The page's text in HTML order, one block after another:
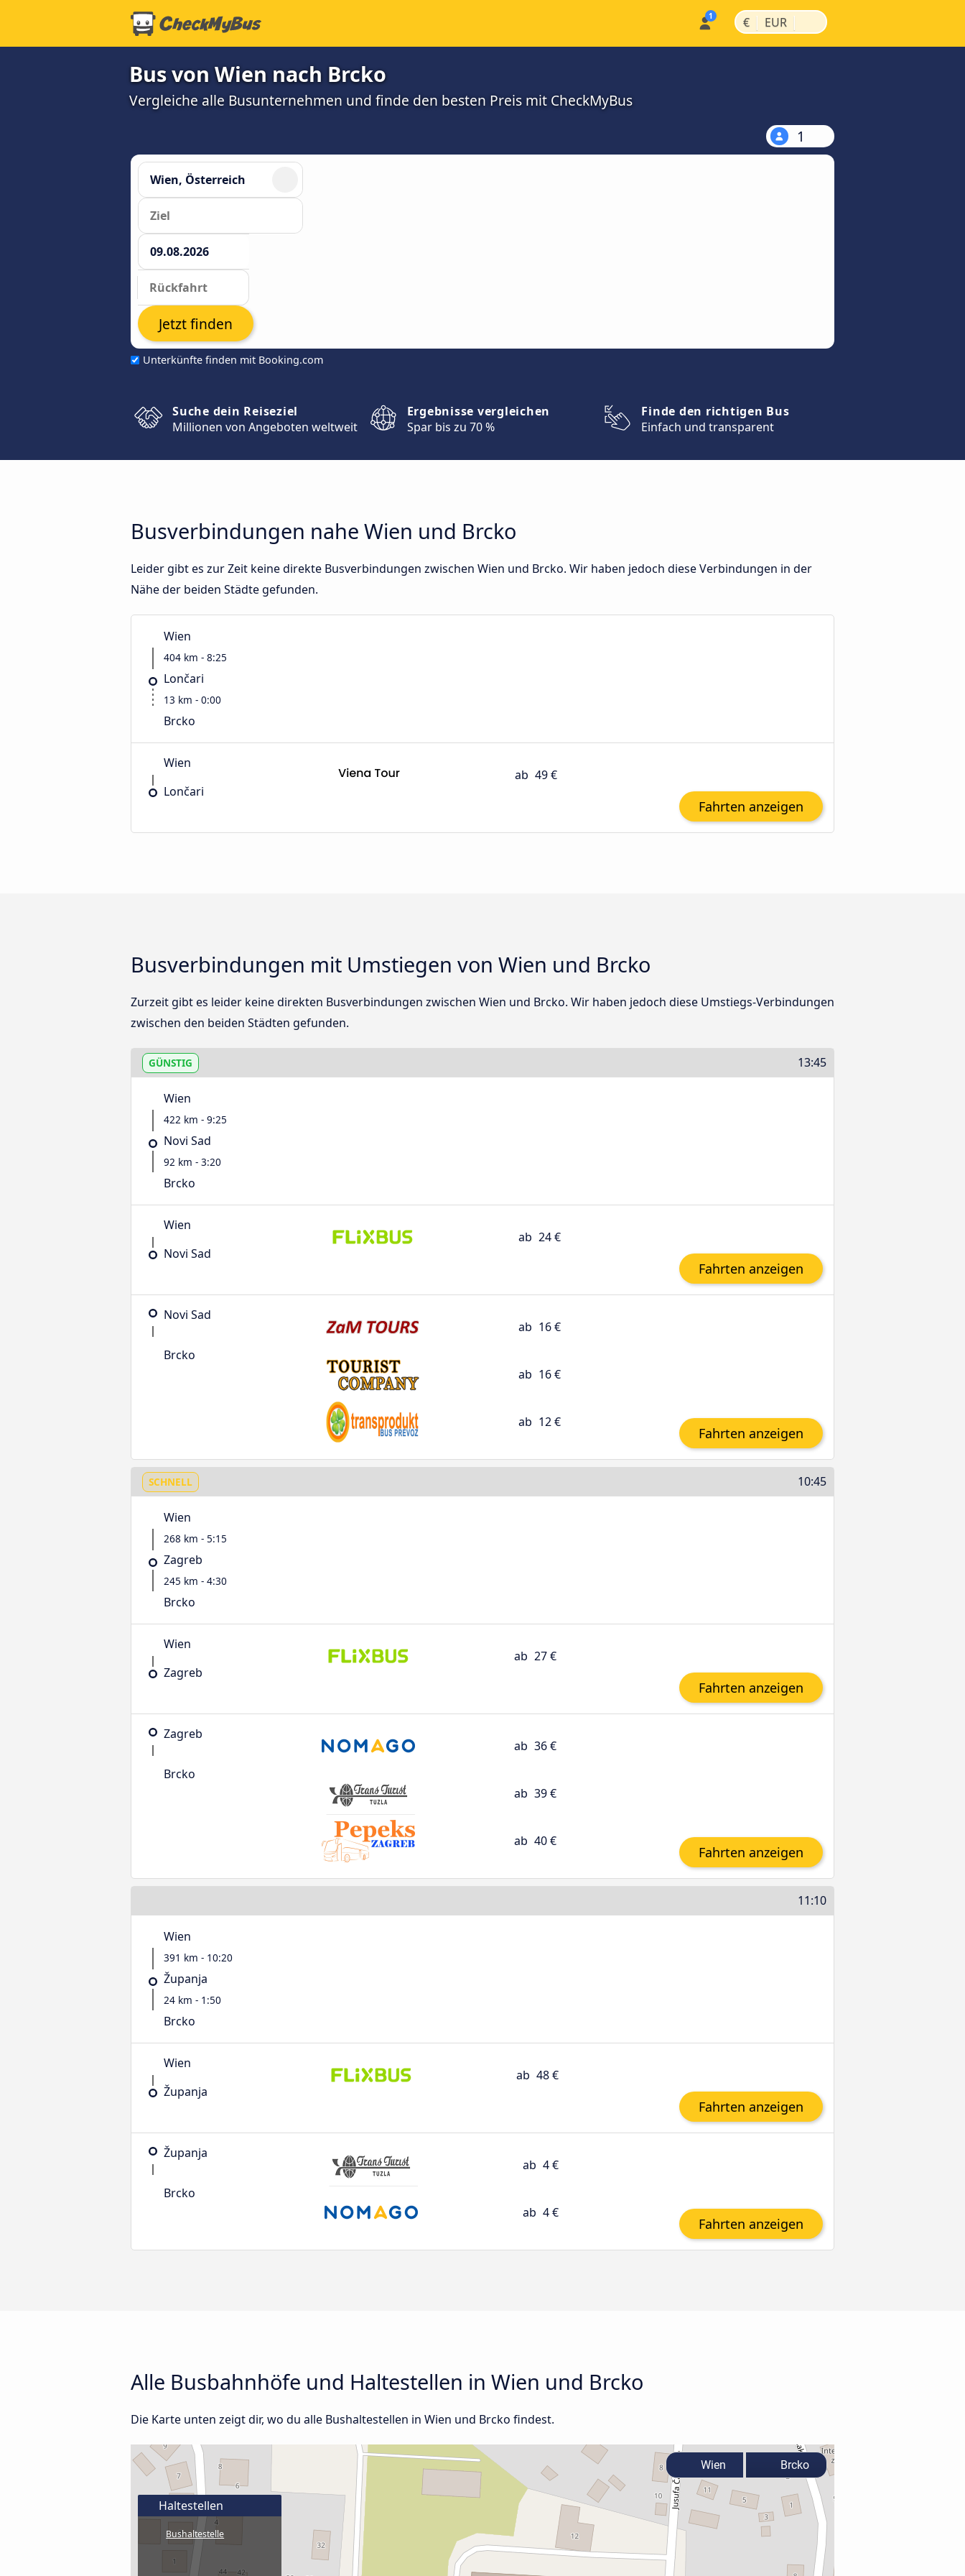
€ | EUR |
Bus von Wien nach Brcko
Vergleiche alle Busunternehmen und finde den besten Preis mit CheckMyBus
1
Unterkünfte finden mit Booking.com
Jetzt finden
Suche dein Reiseziel
Millionen von Angeboten weltweit
Ergebnisse vergleichen
Spar bis zu 70 %
Finde den richtigen Bus
Einfach und transparent
Busverbindungen nahe Wien und Brcko
Leider gibt es zur Zeit keine direkte Busverbindungen zwischen Wien und Brcko. Wir haben jedoch diese Verbindungen in der
Nähe der beiden Städte gefunden.
Wien
404 km - 8:25
Lončari
13 km - 0:00
Brcko
Wien
Lončari
ab 49 €
Fahrten anzeigen
Busverbindungen mit Umstiegen von Wien und Brcko
Zurzeit gibt es leider keine direkten Busverbindungen zwischen Wien und Brcko. Wir haben jedoch diese Umstiegs-Verbindungen
zwischen den beiden Städten gefunden.
GÜNSTIG 13:45
Wien
422 km - 9:25
Novi Sad
92 km - 3:20
Brcko
Wien
Novi Sad
ab 24 €
Fahrten anzeigen
Novi Sad
Brcko
ab 16 €
ab 16 €
ab 12 €
Fahrten anzeigen
SCHNELL 10:45
Wien
268 km - 5:15
Zagreb
245 km - 4:30
Brcko
Wien
Zagreb
ab 27 €
Fahrten anzeigen
Zagreb
Brcko
ab 36 €
ab 39 €
ab 40 €
Fahrten anzeigen
11:10
Wien
391 km - 10:20
Županja
24 km - 1:50
Brcko
Wien
Županja
ab 48 €
Fahrten anzeigen
Županja
Brcko
ab 4 €
ab 4 €
Fahrten anzeigen
Alle Busbahnhöfe und Haltestellen in Wien und Brcko
Die Karte unten zeigt dir, wo du alle Bushaltestellen in Wien und Brcko findest.
Haltestellen
Bushaltestelle
Wien Brcko